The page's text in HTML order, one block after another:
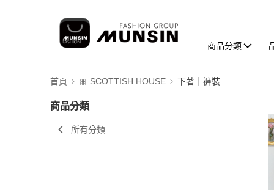
商品分類
首頁 🎀 SCOTTISH HOUSE 下著｜褲裝
商品分類
所有分類